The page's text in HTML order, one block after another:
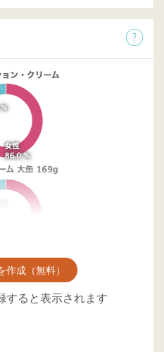
作成（無料）
すると表示されます